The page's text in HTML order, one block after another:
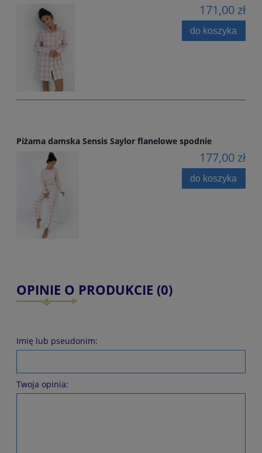
171,00 zł
do koszyka
Piżama damska Sensis Saylor flanelowe spodnie
177,00 zł
do koszyka
OPINIE O PRODUKCIE (0)
Imię lub pseudonim:
Twoja opinia: